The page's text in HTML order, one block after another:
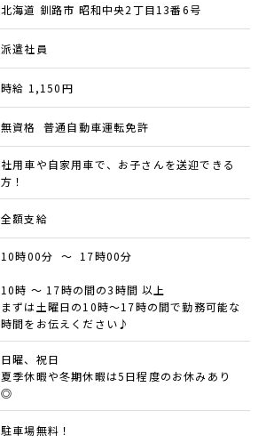
北海道 釧路市 昭和中央2丁目13番6号
派遣社員
時給 1,150円
無資格 普通自動車運転免許
社用車や自家用車で、お子さんを送迎できる
方！
全額支給
10時00分 ～ 17時00分
10時 ～ 17時の間の3時間 以上
まずは土曜日の10時～17時の間で勤務可能な
時間をお伝えください♪
日曜、祝日
夏季休暇や冬期休暇は5日程度のお休みあり
◎
駐車場無料！